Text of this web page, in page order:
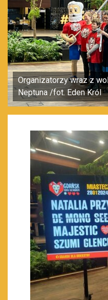
Organizatorzy wraz z
Neptuna /fot. Eden Król